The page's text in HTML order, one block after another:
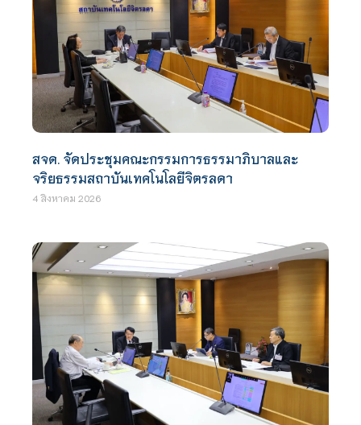
สจด. จัดประชุมคณะกรรมการธรรมาภิบาลและ
จริยธรรมสถาบันเทคโนโลยีจิตรลดา
4 สิงหาคม 2026